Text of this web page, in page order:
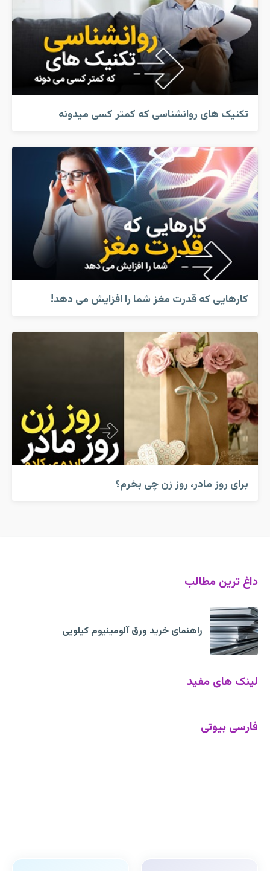
تکنیک های روانشناسی که کمتر کسی میدونه
کارهایی که قدرت مغز شما را افزایش می دهد!
برای روز مادر، روز زن چی بخرم؟
داغ ترین مطالب
راهنمای خرید ورق آلومینیوم کیلویی
لینک های مفید
فارسی بیوتی